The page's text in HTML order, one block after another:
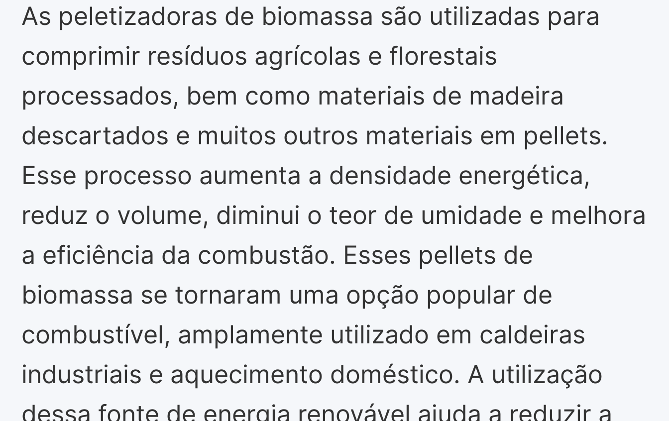
As peletizadoras de biomassa são utilizadas para
comprimir resíduos agrícolas e florestais
processados, bem como materiais de madeira
descartados e muitos outros materiais em pellets.
Esse processo aumenta a densidade energética,
reduz o volume, diminui o teor de umidade e melhora
a eficiência da combustão. Esses pellets de
biomassa se tornaram uma opção popular de
combustível, amplamente utilizado em caldeiras
industriais e aquecimento doméstico. A utilização
dessa fonte de energia renovável ajuda a reduzir a